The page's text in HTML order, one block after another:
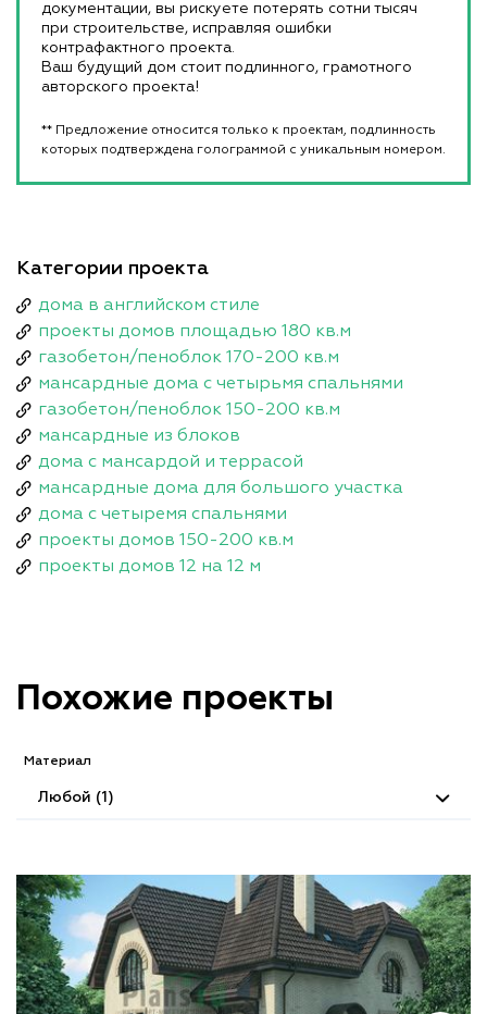
документации, вы рискуете потерять сотни тысяч
при строительстве, исправляя ошибки
контрафактного проекта.
Ваш будущий дом стоит подлинного, грамотного
авторского проекта!
** Предложение относится только к проектам, подлинность
которых подтверждена голограммой с уникальным номером.
Категории проекта
дома в английском стиле
проекты домов площадью 180 кв.м
газобетон/пеноблок 170-200 кв.м
мансардные дома с четырьмя спальнями
газобетон/пеноблок 150-200 кв.м
мансардные из блоков
дома с мансардой и террасой
мансардные дома для большого участка
дома с четыремя спальнями
проекты домов 150-200 кв.м
проекты домов 12 на 12 м
Похожие проекты
Материал
Любой (1)